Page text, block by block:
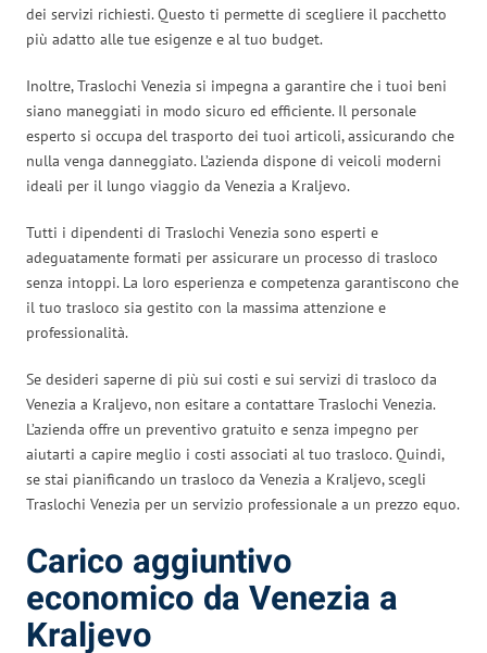
dei servizi richiesti. Questo ti permette di scegliere il pacchetto
più adatto alle tue esigenze e al tuo budget.
Inoltre, Traslochi Venezia si impegna a garantire che i tuoi beni
siano maneggiati in modo sicuro ed efficiente. Il personale
esperto si occupa del trasporto dei tuoi articoli, assicurando che
nulla venga danneggiato. L’azienda dispone di veicoli moderni
ideali per il lungo viaggio da Venezia a Kraljevo.
Tutti i dipendenti di Traslochi Venezia sono esperti e
adeguatamente formati per assicurare un processo di trasloco
senza intoppi. La loro esperienza e competenza garantiscono che
il tuo trasloco sia gestito con la massima attenzione e
professionalità.
Se desideri saperne di più sui costi e sui servizi di trasloco da
Venezia a Kraljevo, non esitare a contattare Traslochi Venezia.
L’azienda offre un preventivo gratuito e senza impegno per
aiutarti a capire meglio i costi associati al tuo trasloco. Quindi,
se stai pianificando un trasloco da Venezia a Kraljevo, scegli
Traslochi Venezia per un servizio professionale a un prezzo equo.
Carico aggiuntivo
economico da Venezia a
Kraljevo